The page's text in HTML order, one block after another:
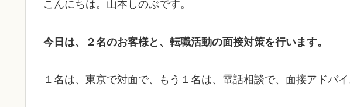
こんにちは。山本しのぶです。
今日は、２名のお客様と、転職活動の面接対策を行います。
１名は、東京で対面で、もう１名は、電話相談で、面接アドバイ